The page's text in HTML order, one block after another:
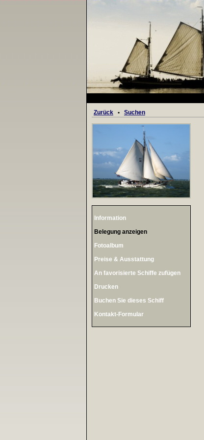
Zurück • Suchen
Information
Belegung anzeigen
Fotoalbum
Preise & Ausstattung
An favorisierte Schiffe zufügen
Drucken
Buchen Sie dieses Schiff
Kontakt-Formular